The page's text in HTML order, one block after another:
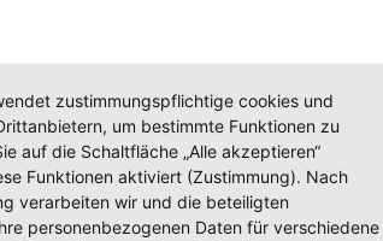
zustimmungspflichtige cookies und
um bestimmte Funktionen zu
auf die Schaltfläche „Alle akzeptieren“
Funktionen aktiviert (Zustimmung). Nach
verarbeiten wir und die beteiligten
personenbezogenen Daten für verschiedene